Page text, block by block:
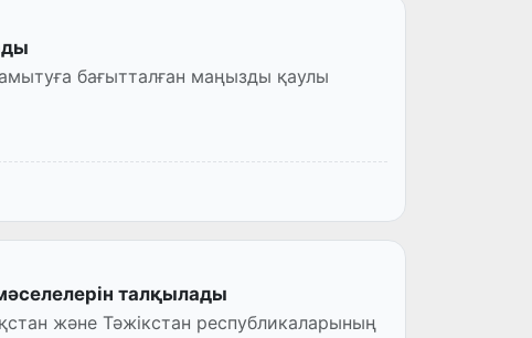
бағытталған маңызды қаулы
талқылады
және Тәжікстан республикаларының